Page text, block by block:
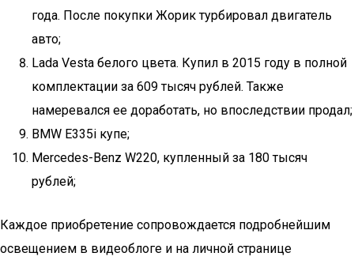
года. После покупки Жорик турбировал двигатель
авто;
Lada Vesta белого цвета. Купил в 2015 году в полной
комплектации за 609 тысяч рублей. Также
намеревался ее доработать, но впоследствии продал;
BMW E335i купе;
Mercedes-Benz W220, купленный за 180 тысяч
рублей;
Каждое приобретение сопровождается подробнейшим
освещением в видеоблоге и на личной странице